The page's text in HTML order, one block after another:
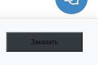
Заказать
товаров